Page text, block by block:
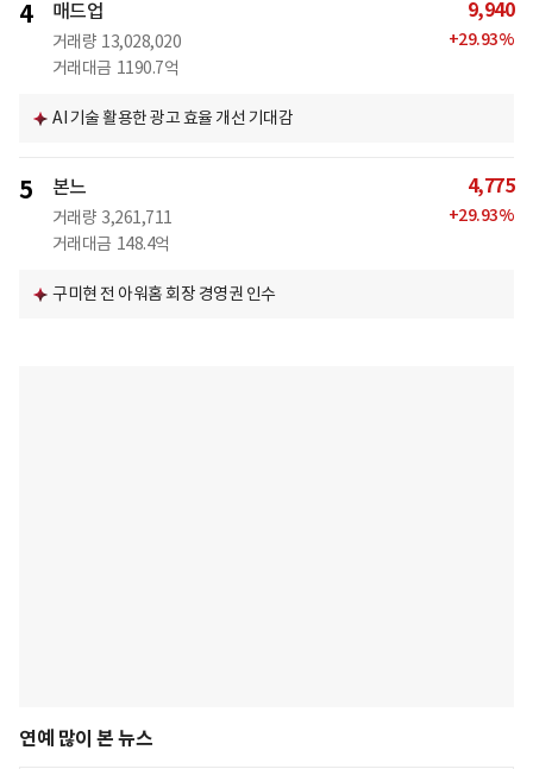
4 매드업
거래량 13,028,020
거래대금 1190.7억
9,940
+29.93%
AI 기술 활용한 광고 효율 개선 기대감
5 본느
거래량 3,261,711
거래대금 148.4억
4,775
+29.93%
구미현 전 아워홈 회장 경영권 인수
연예 많이 본 뉴스